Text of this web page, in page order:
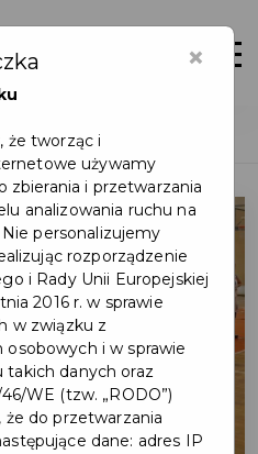
z SP nr 4
×
że tworząc i
używamy
zbierania i przetwarzania
analizowania ruchu na
personalizujemy
rozporządzenie
i Rady Unii Europejskiej
2016 r. w sprawie
w związku z
i w sprawie
takich danych oraz
WE (tzw. „RODO”)
do przetwarzania
dane: adres IP